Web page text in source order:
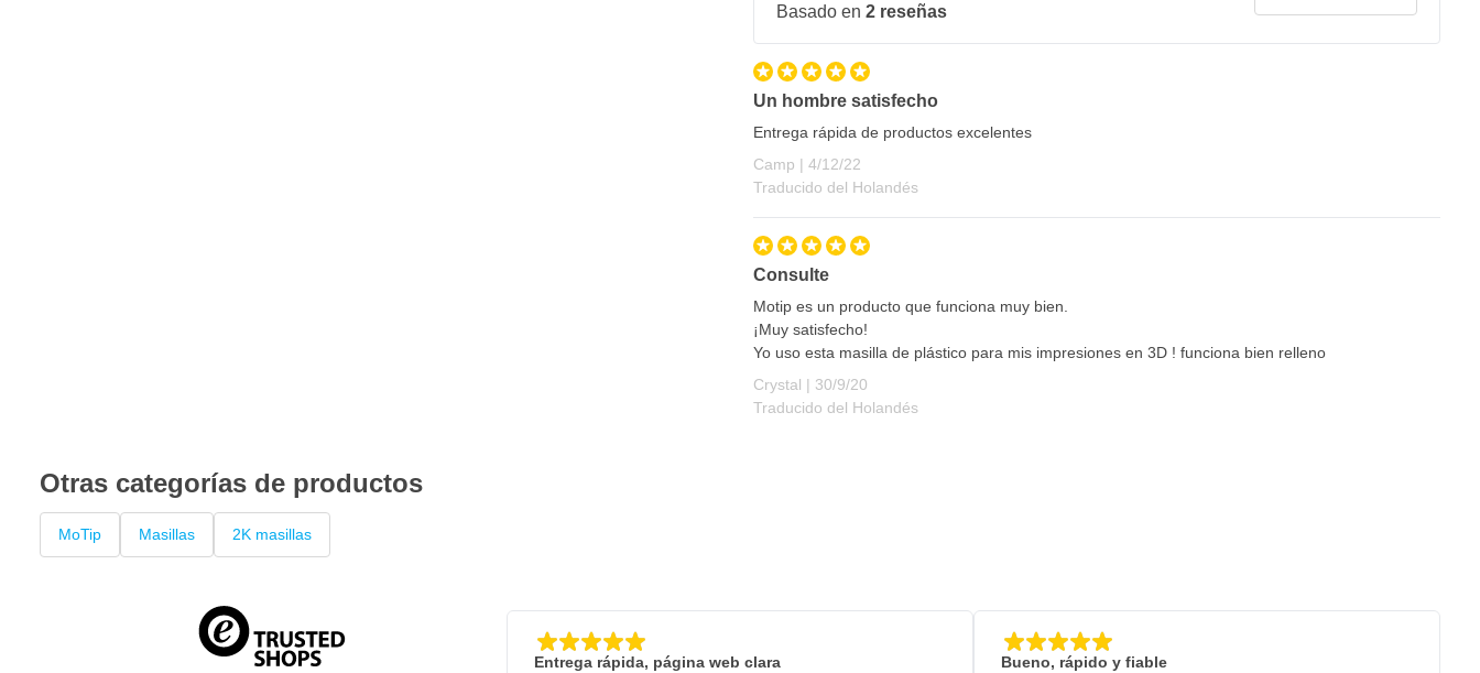
Basado en 2 reseñas
Un hombre satisfecho
Entrega rápida de productos excelentes
Camp | 4 de diciembre de 2022
4/12/22
Traducido del Holandés
Consulte
Motip es un producto que funciona muy bien.
¡Muy satisfecho!
Yo uso esta masilla de plástico para mis impresiones en 3D ! funciona bien relleno
Crystal | 30 de septiembre de 2020
30/9/20
Traducido del Holandés
Otras categorías de productos
MoTip Masillas 2K masillas
Entrega rápida, página web clara
Bueno, rápido y fiable